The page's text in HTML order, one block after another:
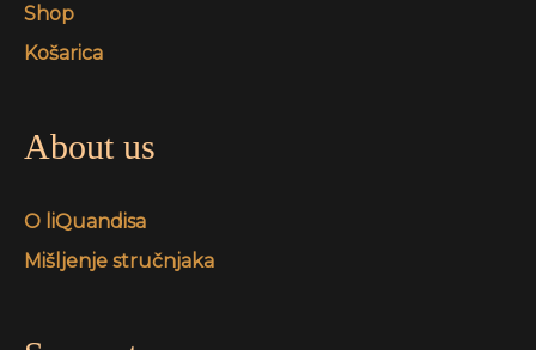
Shop
Košarica
About us
O liQuandisa
Mišljenje stručnjaka